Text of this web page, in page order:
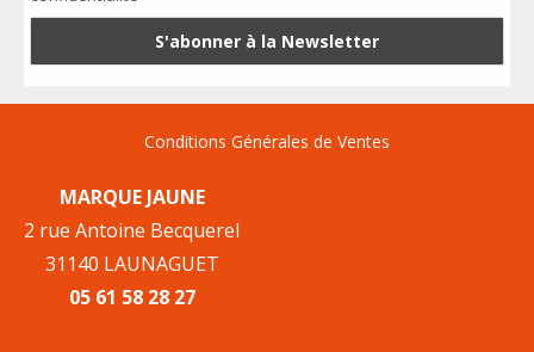
Conditions Générales de Ventes
MARQUE JAUNE
2 rue Antoine Becquerel
31140 LAUNAGUET
05 61 58 28 27